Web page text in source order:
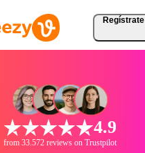
Regístrate
4.9
from 33.572 reviews on Trustpilot